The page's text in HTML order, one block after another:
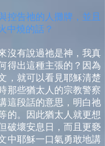
控告祂的人攤牌，並且
中燒的話？
沒有說過祂是神，我真
得出這種主張的？因為
，就可以看見耶穌清楚
那些猶太人的宗教警察
這段話的意思，明白祂
的。因此猶太人就更想
破壞安息日，而且更褻
中耶穌一口氣勇敢地講